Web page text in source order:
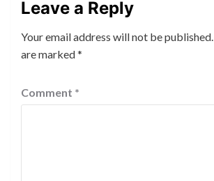
Leave a Reply
Your email address will not be published.
are marked*
Comment *